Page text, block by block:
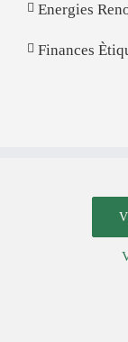
Energies
Finances